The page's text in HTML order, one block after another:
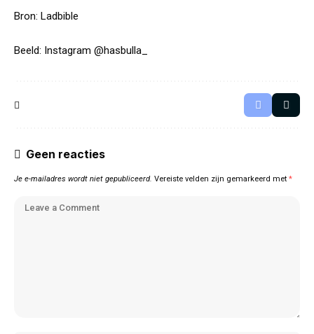
Bron: Ladbible
Beeld: Instagram @hasbulla_
Geen reacties
Je e-mailadres wordt niet gepubliceerd. Vereiste velden zijn gemarkeerd met *